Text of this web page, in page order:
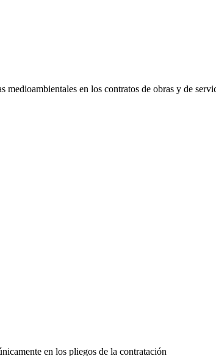
en los contratos de obras y de
en los pliegos de la contratación